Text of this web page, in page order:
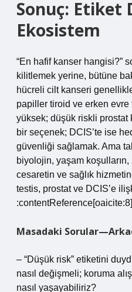
Sonuç: Etiket
Ekosistem
“En hafif kanser hangisi?”
kilitlemek yerine, bütüne
hücreli cilt kanseri
papiller tiroid ve erken evre
yüksek; düşük riskli prostat
bir seçenek; DCIS’te ise
güvenliği sağlamak. Ama
biyolojin, yaşam koşulların,
cesaretin ve sağlık
testis, prostat ve DCIS’e
Masadaki
– “Düşük risk” etiketini
nasıl değişmeli; koruma
nasıl yaşayabiliriz?